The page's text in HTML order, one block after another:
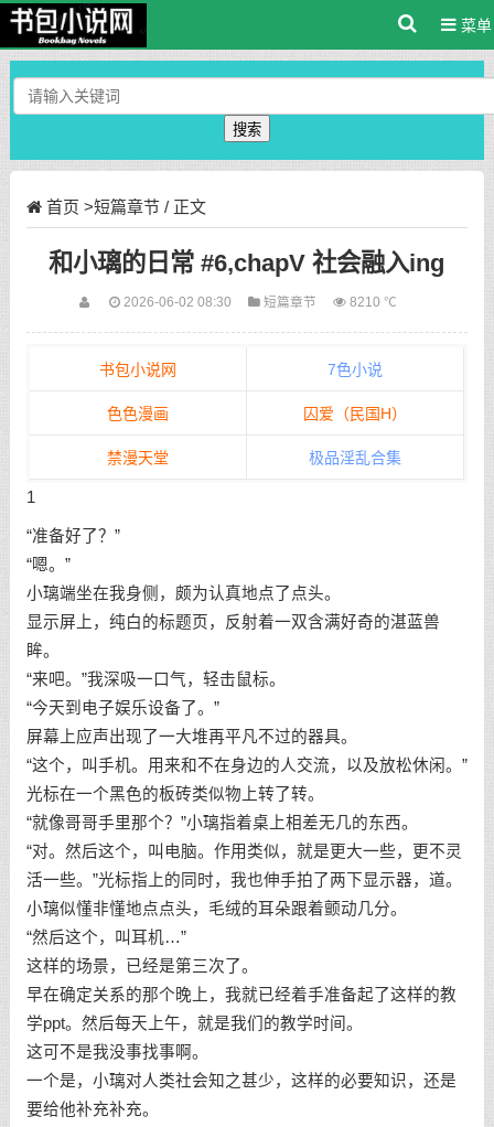
菜单
搜索
首页 >短篇章节/ 正文
和小璃的日常 #6,chapV 社会融入ing
2026-06-02 08:30 短篇章节 8210 ℃
书包小说网 7色小说
色色漫画 囚爱（民国H）
禁漫天堂 极品淫乱合集
1
“准备好了？”
“嗯。”
小璃端坐在我身侧，颇为认真地点了点头。
显示屏上，纯白的标题页，反射着一双含满好奇的湛蓝兽
眸。
“来吧。”我深吸一口气，轻击鼠标。
“今天到电子娱乐设备了。”
屏幕上应声出现了一大堆再平凡不过的器具。
“这个，叫手机。用来和不在身边的人交流，以及放松休闲。”
光标在一个黑色的板砖类似物上转了转。
“就像哥哥手里那个？”小璃指着桌上相差无几的东西。
“对。然后这个，叫电脑。作用类似，就是更大一些，更不灵
活一些。”光标指上的同时，我也伸手拍了两下显示器，道。
小璃似懂非懂地点点头，毛绒的耳朵跟着颤动几分。
“然后这个，叫耳机…”
这样的场景，已经是第三次了。
早在确定关系的那个晚上，我就已经着手准备起了这样的教
学ppt。然后每天上午，就是我们的教学时间。
这可不是我没事找事啊。
一个是，小璃对人类社会知之甚少，这样的必要知识，还是
要给他补充补充。